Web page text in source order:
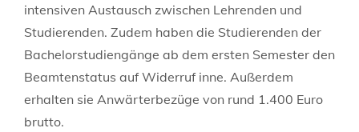
intensiven Austausch zwischen Lehrenden und
Studierenden. Zudem haben die Studierenden der
Bachelorstudiengänge ab dem ersten Semester den
Beamtenstatus auf Widerruf inne. Außerdem
erhalten sie Anwärterbezüge von rund 1.400 Euro
brutto.